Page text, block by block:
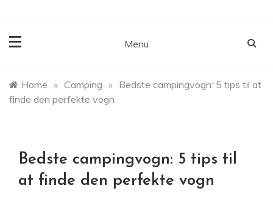
Menu
Home » Camping » Bedste campingvogn: 5 tips til at
finde den perfekte vogn
Bedste campingvogn: 5 tips til
at finde den perfekte vogn